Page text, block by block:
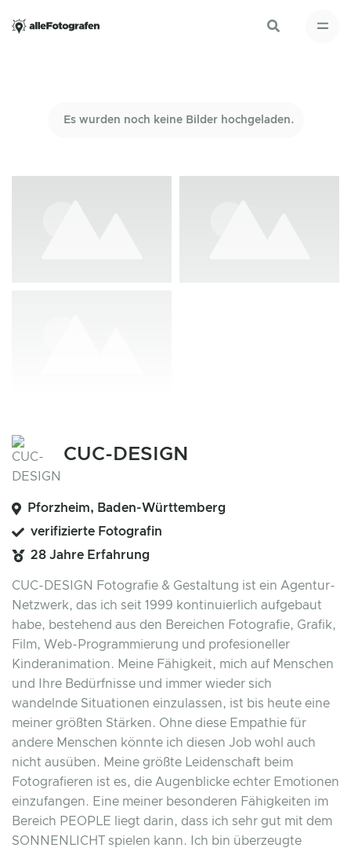
Es wurden noch keine Bilder hochgeladen.
CUC-DESIGN
Pforzheim, Baden-Württemberg
verifizierte Fotografin
28 Jahre Erfahrung
CUC-DESIGN Fotografie & Gestaltung ist ein Agentur-
Netzwerk, das ich seit 1999 kontinuierlich aufgebaut
habe, bestehend aus den Bereichen Fotografie, Grafik,
Film, Web-Programmierung und profesioneller
Kinderanimation. Meine Fähigkeit, mich auf Menschen
und Ihre Bedürfnisse und immer wieder sich
wandelnde Situationen einzulassen, ist bis heute eine
meiner größten Stärken. Ohne diese Empathie für
andere Menschen könnte ich diesen Job wohl auch
nicht ausüben. Meine größte Leidenschaft beim
Fotografieren ist es, die Augenblicke echter Emotionen
einzufangen. Eine meiner besonderen Fähigkeiten im
Bereich PEOPLE liegt darin, dass ich sehr gut mit dem
SONNENLICHT spielen kann. Ich bin überzeugte